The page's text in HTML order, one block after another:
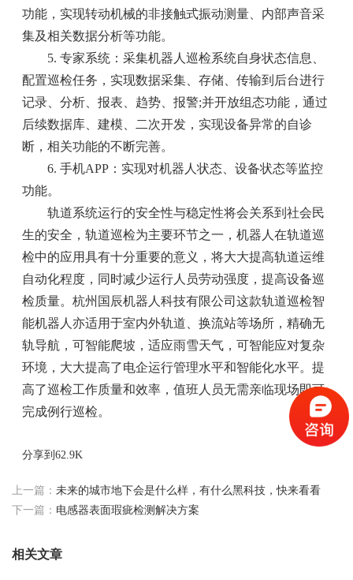
功能，实现转动机械的非接触式振动测量、内部声音采
集及相关数据分析等功能。
5. 专家系统：采集机器人巡检系统自身状态信息、
配置巡检任务，实现数据采集、存储、传输到后台进行
记录、分析、报表、趋势、报警;并开放组态功能，通过
后续数据库、建模、二次开发，实现设备异常的自诊
断，相关功能的不断完善。
6. 手机APP：实现对机器人状态、设备状态等监控
功能。
轨道系统运行的安全性与稳定性将会关系到社会民
生的安全，轨道巡检为主要环节之一，机器人在轨道巡
检中的应用具有十分重要的意义，将大大提高轨道运维
自动化程度，同时减少运行人员劳动强度，提高设备巡
检质量。杭州国辰机器人科技有限公司这款轨道巡检智
能机器人亦适用于室内外轨道、换流站等场所，精确无
轨导航，可智能爬坡，适应雨雪天气，可智能应对复杂
环境，大大提高了电企运行管理水平和智能化水平。提
高了巡检工作质量和效率，值班人员无需亲临现场即可
完成例行巡检。
分享到62.9K
上一篇： 未来的城市地下会是什么样，有什么黑科技，快来看看
下一篇： 电感器表面瑕疵检测解决方案
相关文章